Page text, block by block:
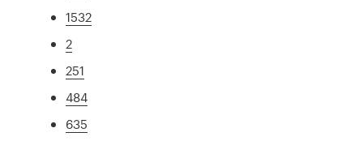
1532
2
251
484
635